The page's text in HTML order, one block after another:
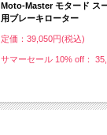
Moto-Master モタード ス
用ブレーキローター
定価：39,050円(税込)
サマーセール 10% off：